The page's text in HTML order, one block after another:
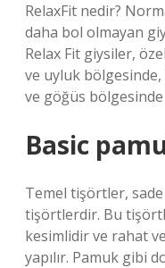
RelaxFit nedir?
daha bol olmayan
Relax Fit giysiler,
ve uyluk
ve göğüs
Basic
Temel tişörtler,
tişörtlerdir. Bu
kesimlidir ve rahat
yapılır. Pamuk gibi